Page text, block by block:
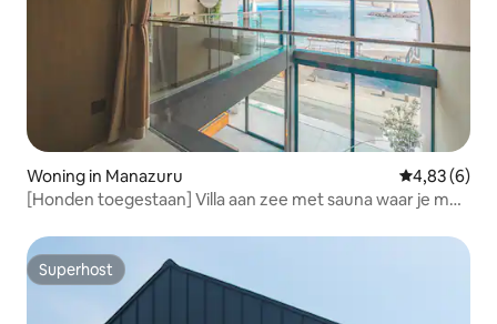
Woning in Manazuru Gemiddelde
4,83 (6)
[Honden toegestaan] Villa aan zee met sauna waar je met
gebouw] ~ Yugawara/Atami ~
Superhost
Superhost